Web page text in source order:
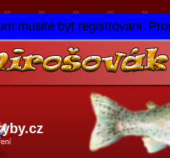
musite byt registrovani.